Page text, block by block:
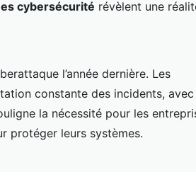
cybersécurité révèlent une
l’année dernière. Les
constante des incidents, avec
la nécessité pour les
protéger leurs systèmes.